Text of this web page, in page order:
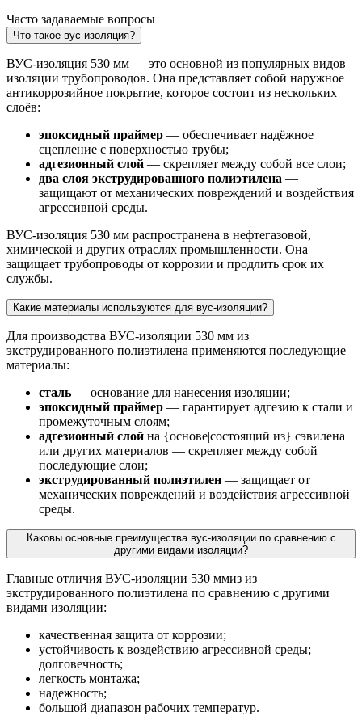
Часто задаваемые вопросы
Что такое вус-изоляция?
ВУС-изоляция 530 мм — это основной из популярных видов
изоляции трубопроводов. Она представляет собой наружное
антикоррозийное покрытие, которое состоит из нескольких
слоёв:
эпоксидный праймер — обеспечивает надёжное
сцепление с поверхностью трубы;
адгезионный слой — скрепляет между собой все слои;
два слоя экструдированного полиэтилена —
защищают от механических повреждений и воздействия
агрессивной среды.
ВУС-изоляция 530 мм распространена в нефтегазовой,
химической и других отраслях промышленности. Она
защищает трубопроводы от коррозии и продлить срок их
службы.
Какие материалы используются для вус-изоляции?
Для производства ВУС-изоляции 530 мм из
экструдированного полиэтилена применяются последующие
материалы:
сталь — основание для нанесения изоляции;
эпоксидный праймер — гарантирует адгезию к стали и
промежуточным слоям;
адгезионный слой на {основе|состоящий из} сэвилена
или других материалов — скрепляет между собой
последующие слои;
экструдированный полиэтилен — защищает от
механических повреждений и воздействия агрессивной
среды.
Каковы основные преимущества вус-изоляции по сравнению с
другими видами изоляции?
Главные отличия ВУС-изоляции 530 ммиз из
экструдированного полиэтилена по сравнению с другими
видами изоляции:
качественная защита от коррозии;
устойчивость к воздействию агрессивной среды;
долговечность;
легкость монтажа;
надежность;
большой диапазон рабочих температур.